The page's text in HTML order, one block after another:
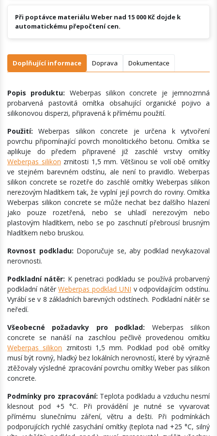
Při poptávce materiálu Weber nad 15 000 Kč dojde k
automatickému přepočtení cen.
Doplňující informace Doprava Dokumentace
Popis produktu: Weberpas silikon concrete je jemnozrnná
probarvená pastovitá omítka obsahující organické pojivo a
silikonovou disperzi, připravená k přímému použití.
Použití: Weberpas silikon concrete je určena k vytvoření
povrchu připomínající povrch monolitického betonu. Omítka se
aplikuje do předem připravené již zaschlé vrstvy omítky
Weberpas silikon zrnitosti 1,5 mm. Většinou se volí obě omítky
ve stejném barevném odstínu, ale není to pravidlo. Weberpas
silikon concrete se rozetře do zaschlé omítky Weberpas silikon
nerezovým hladítkem tak, že vyplní její povrch do roviny. Omítka
Weberpas silikon concrete se může nechat bez dalšího hlazení
jako pouze rozetřená, nebo se uhladí nerezovým nebo
plastovým hladítkem, nebo se po zaschnutí přebrousí brusným
hladítkem nebo bruskou.
Rovnost podkladu: Doporučuje se, aby podklad nevykazoval
nerovnosti.
Podkladní nátěr: K penetraci podkladu se používá probarvený
podkladní nátěrWeberpas podklad UNI v odpovídajícím odstínu.
Vyrábí se v 8 základních barevných odstínech. Podkladní nátěr se
neředí.
Všeobecné požadavky pro podklad: Weberpas silikon
concrete se nanáší na zaschlou pečlivě provedenou omítku
Weberpas silikon zrnitosti 1,5 mm. Podklad pod obě omítky
musí být rovný, hladký bez lokálních nerovností, které by výrazně
ztěžovaly výsledné zpracování povrchu omítky Weber pas silikon
concrete.
Podmínky pro zpracování: Teplota podkladu a vzduchu nesmí
klesnout pod +5 °C. Při provádění je nutné se vyvarovat
přímému slunečnímu záření, větru a dešti. Při podmínkách
podporujících rychlé zasychání omítky (teplota nad +25 °C, silný